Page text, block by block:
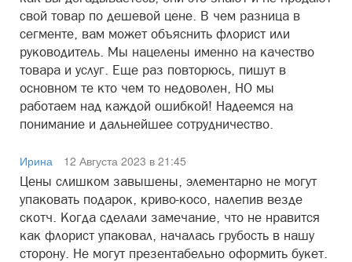
свой товар по дешевой цене. В чем разница в
сегменте, вам может объяснить флорист или
руководитель. Мы нацелены именно на качество
товара и услуг. Еще раз повторюсь, пишут в
основном те кто чем то недоволен, НО мы
работаем над каждой ошибкой! Надеемся на
понимание и дальнейшее сотрудничество.
Ирина
12 Августа 2023 в 21:45
Цены слишком завышены, элементарно не могут
упаковать подарок, криво-косо, налепив везде
скотч. Когда сделали замечание, что не нравится
как флорист упаковал, началась грубость в нашу
сторону. Не могут презентабельно оформить букет.